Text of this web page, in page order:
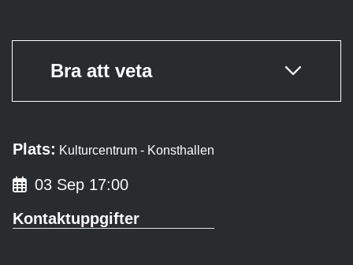
Bra att veta
Plats: Kulturcentrum - Konsthallen
03 Sep 17:00
Kontaktuppgifter